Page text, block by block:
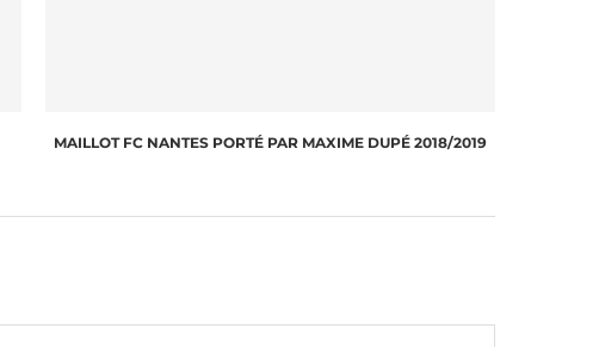
MAILLOT FC NANTES PORTÉ PAR MAXIME DUPÉ 2018/2019